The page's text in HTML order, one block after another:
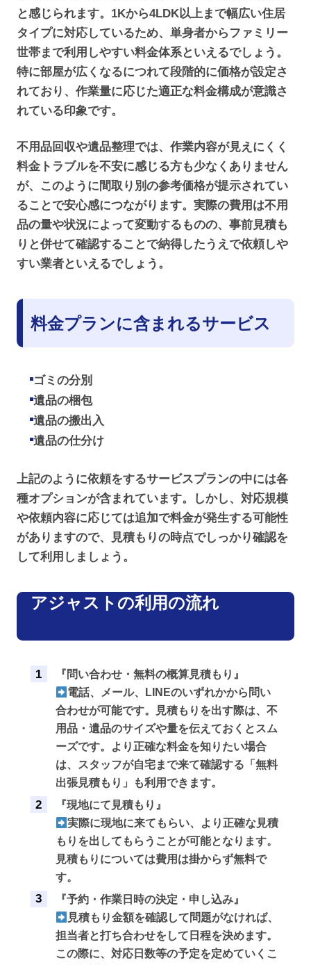
と感じられます。1Kから4LDK以上まで幅広い住居
タイプに対応しているため、単身者からファミリー
世帯まで利用しやすい料金体系といえるでしょう。
特に部屋が広くなるにつれて段階的に価格が設定さ
れており、作業量に応じた適正な料金構成が意識さ
れている印象です。
不用品回収や遺品整理では、作業内容が見えにくく
料金トラブルを不安に感じる方も少なくありません
が、このように間取り別の参考価格が提示されてい
ることで安心感につながります。実際の費用は不用
品の量や状況によって変動するものの、事前見積も
りと併せて確認することで納得したうえで依頼しや
すい業者といえるでしょう。
料金プランに含まれるサービス
ゴミの分別
遺品の梱包
遺品の搬出入
遺品の仕分け
上記のように依頼をするサービスプランの中には各
種オプションが含まれています。しかし、対応規模
や依頼内容に応じては追加で料金が発生する可能性
がありますので、見積もりの時点でしっかり確認を
して利用しましょう。
アジャストの利用の流れ
『問い合わせ・無料の概算見積もり』
電話、メール、LINEのいずれかから問い
合わせが可能です。見積もりを出す際は、不
用品・遺品のサイズや量を伝えておくとスム
ーズです。より正確な料金を知りたい場合
は、スタッフが自宅まで来て確認する「無料
出張見積もり」も利用できます。
『現地にて見積もり』
実際に現地に来てもらい、より正確な見積
もりを出してもらうことが可能となります。
見積もりについては費用は掛からず無料で
す。
『予約・作業日時の決定・申し込み』
見積もり金額を確認して問題がなければ、
担当者と打ち合わせをして日程を決めます。
この際に、対応日数等の予定を定めていくこ